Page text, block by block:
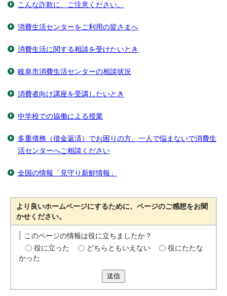
こんな詐欺に、ご注意ください。
消費生活センターをご利用の皆さまへ
消費生活に関する相談を受けたいとき
岐阜市消費生活センターの相談状況
消費者向け講座を受講したいとき
中学校での協働による授業
多重債務（借金返済）でお困りの方、一人で悩まないで消費生
活センターへご相談ください
全国の情報「見守り新鮮情報」
より良いホームページにするために、ページのご感想をお聞
かせください。
このページの情報は役に立ちましたか？
役に立った
どちらともいえない
役にたたな
かった
送信